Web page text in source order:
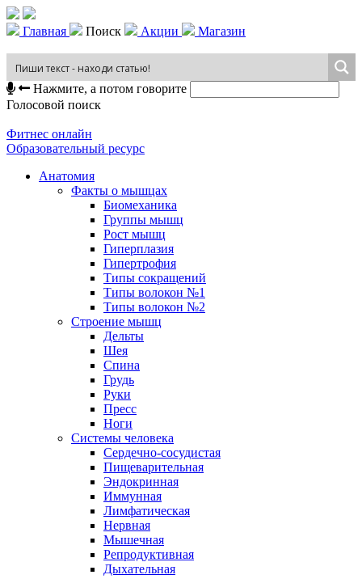
Главная Поиск Акции Магазин
Нажмите, а потом говорите
Голосовой поиск
Фитнес онлайн
Образовательный ресурс
Анатомия
Факты о мышцах
Биомеханика
Группы мышц
Рост мышц
Гиперплазия
Гипертрофия
Типы сокращений
Типы волокон №1
Типы волокон №2
Строение мышц
Дельты
Шея
Спина
Грудь
Руки
Пресс
Ноги
Системы человека
Сердечно-сосудистая
Пищеварительная
Эндокринная
Иммунная
Лимфатическая
Нервная
Мышечная
Репродуктивная
Дыхательная